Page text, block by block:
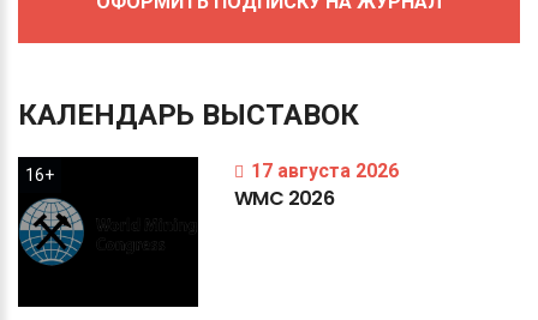
КАЛЕНДАРЬ ВЫСТАВОК
16+ 17 августа 2026
WMC 2026